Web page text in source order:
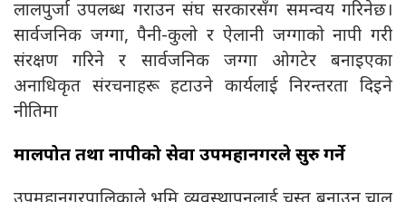
लालपुर्जा उपलब्ध गराउन संघ सरकारसँग समन्वय गरिनेछ।
सार्वजनिक जग्गा, पैनी-कुलो र ऐलानी जग्गाको नापी गरी
संरक्षण गरिने र सार्वजनिक जग्गा ओगटेर बनाइएका
अनाधिकृत संरचनाहरू हटाउने कार्यलाई निरन्तरता दिइने
नीतिमा
मालपोत तथा नापीको सेवा उपमहानगरले सुरु गर्ने
उपमहानगरपालिकाले भूमि व्यवस्थापनलाई चुस्त बनाउन चालू